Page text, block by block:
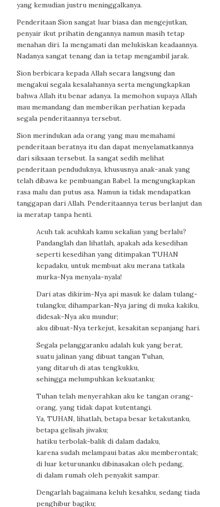
yang kemudian justru meninggalkanya.
Penderitaan Sion sangat luar biasa dan mengejutkan,
penyair ikut prihatin dengannya namun masih tetap
menahan diri. Ia mengamati dan melukiskan keadaannya.
Nadanya sangat tenang dan ia tetap mengambil jarak.
Sion berbicara kepada Allah secara langsung dan
mengakui segala kesalahannya serta mengungkapkan
bahwa Allah itu benar adanya. Ia memohon supaya Allah
mau memandang dan memberikan perhatian kepada
segala penderitaannya tersebut.
Sion merindukan ada orang yang mau memahami
penderitaan beratnya itu dan dapat menyelamatkannya
dari siksaan tersebut. Ia sangat sedih melihat
penderitaan penduduknya, khususnya anak-anak yang
telah dibawa ke pembuangan Babel. Ia mengungkapkan
rasa malu dan putus asa. Namun ia tidak mendapatkan
tanggapan dari Allah. Penderitaannya terus berlanjut dan
ia meratap tanpa henti.
Acuh tak acuhkah kamu sekalian yang berlalu?
Pandanglah dan lihatlah, apakah ada kesedihan
seperti kesedihan yang ditimpakan TUHAN
kepadaku, untuk membuat aku merana tatkala
murka-Nya menyala-nyala!
Dari atas dikirim-Nya api masuk ke dalam tulang-
tulangku; dihamparkan-Nya jaring di muka kakiku,
didesak-Nya aku mundur;
aku dibuat-Nya terkejut, kesakitan sepanjang hari.
Segala pelanggaranku adalah kuk yang berat,
suatu jalinan yang dibuat tangan Tuhan,
yang ditaruh di atas tengkukku,
sehingga melumpuhkan kekuatanku;
Tuhan telah menyerahkan aku ke tangan orang-
orang, yang tidak dapat kutentangi.
Ya, TUHAN, lihatlah, betapa besar ketakutanku,
betapa gelisah jiwaku;
hatiku terbolak-balik di dalam dadaku,
karena sudah melampaui batas aku memberontak;
di luar keturunanku dibinasakan oleh pedang,
di dalam rumah oleh penyakit sampar.
Dengarlah bagaimana keluh kesahku, sedang tiada
penghibur bagiku;